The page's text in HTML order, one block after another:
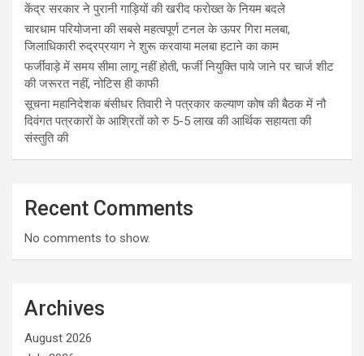
केंद्र सरकार ने पुरानी गाड़ियों की खरीद फरोख्त के नियम बदले
चारधाम परियोजना की सबसे महत्वपूर्ण टनल के ऊपर गिरा मलबा,
जिलाधिकारी रुद्रप्रयाग ने शुरू करवाया मलबा हटाने का काम
फर्जीवाड़े में समय सीमा लागू नहीं होती, फर्जी नियुक्ति पाये जाने पर चार्ज शीट
की जरूरत नहीं, नोटिस ही काफी
सूचना महानिदेशक बंसीधर तिवारी ने पत्रकार कल्याण कोष की बैठक में नौ
दिवंगत पत्रकारों के आश्रितों को रु 5-5 लाख की आर्थिक सहायता की
संस्तुति की
Recent Comments
No comments to show.
Archives
August 2026